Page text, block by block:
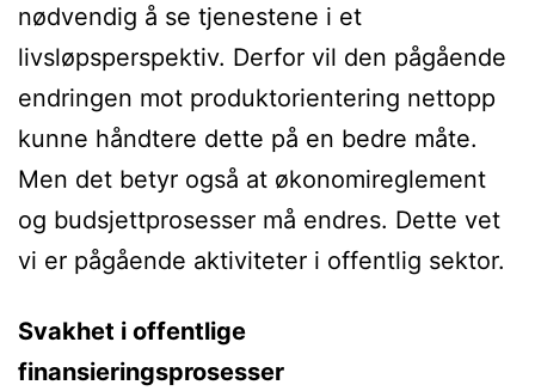
nødvendig å se tjenestene i et
livsløpsperspektiv. Derfor vil den pågående
endringen mot produktorientering nettopp
kunne håndtere dette på en bedre måte.
Men det betyr også at økonomireglement
og budsjettprosesser må endres. Dette vet
vi er pågående aktiviteter i offentlig sektor.
Svakhet i offentlige
finansieringsprosesser